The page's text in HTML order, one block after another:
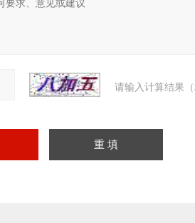
请输入计算结果